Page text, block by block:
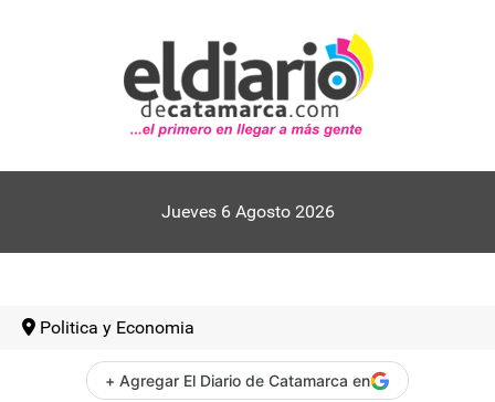
Jueves 6 Agosto 2026
Politica y Economia
+ Agregar El Diario de Catamarca en